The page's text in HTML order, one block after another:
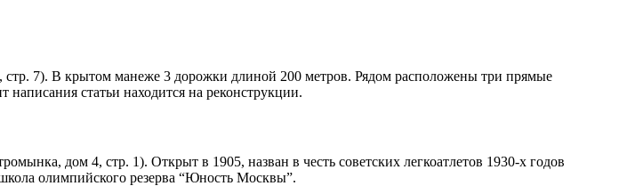
7). В крытом манеже 3 дорожки длиной 200 метров. Рядом расположены три прямые
статьи находится на реконструкции.
дом 4, стр. 1). Открыт в 1905, назван в честь советских легкоатлетов 1930-х годов
олимпийского резерва “Юность Москвы”.